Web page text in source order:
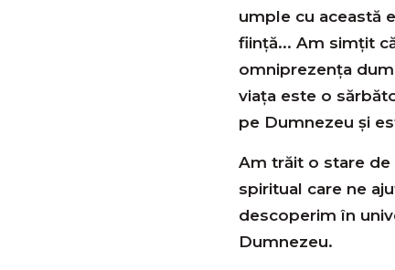
umple cu această
ființă... Am simțit
omniprezența
viața este o
pe Dumnezeu și
Am trăit o stare
spiritual care ne
descoperim în
Dumnezeu.